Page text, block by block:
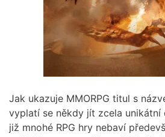
Jak ukazuje MMORPG titul s
vyplatí se někdy jít zcela unikátní
již mnohé RPG hry nebaví